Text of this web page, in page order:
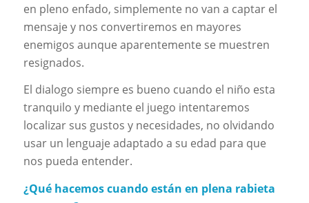
en pleno enfado, simplemente no van a captar el
mensaje y nos convertiremos en mayores
enemigos aunque aparentemente se muestren
resignados.
El dialogo siempre es bueno cuando el niño esta
tranquilo y mediante el juego intentaremos
localizar sus gustos y necesidades, no olvidando
usar un lenguaje adaptado a su edad para que
nos pueda entender.
¿Qué hacemos cuando están en plena rabieta